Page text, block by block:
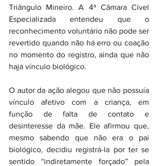
Triângulo Mineiro. A 4ª Câmara Cível
Especializada entendeu que o
reconhecimento voluntário não pode ser
revertido quando não há erro ou coação
no momento do registro, ainda que não
haja vínculo biológico.
O autor da ação alegou que não possuía
vínculo afetivo com a criança, em
função de falta de contato e
desinteresse da mãe. Ele afirmou que,
mesmo sabendo que não era o pai
biológico, decidiu registrá-la por ter se
sentido “indiretamente forçado” pela